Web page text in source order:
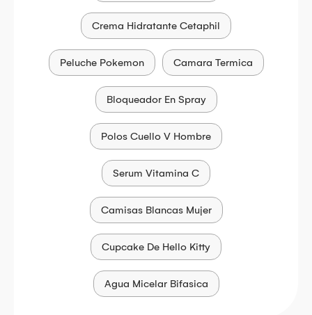
Crema Hidratante Cetaphil
Peluche Pokemon Camara Termica
Bloqueador En Spray
Polos Cuello V Hombre
Serum Vitamina C
Camisas Blancas Mujer
Cupcake De Hello Kitty
Agua Micelar Bifasica